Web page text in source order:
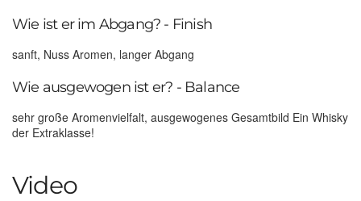
Wie ist er im Abgang? - Finish
sanft, Nuss Aromen, langer Abgang
Wie ausgewogen ist er? - Balance
sehr große Aromenvielfalt, ausgewogenes Gesamtbild Ein Whisky
der Extraklasse!
Video